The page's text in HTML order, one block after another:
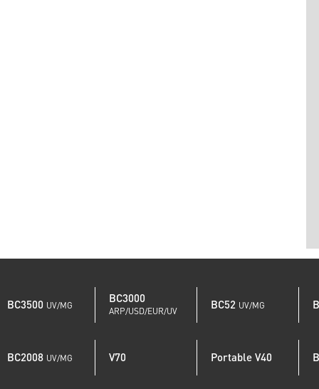
BC3500 UV/MG
BC3000
ARP/USD/EUR/UV BC52 UV/MG
BC2008 UV/MG V70 Portable V40